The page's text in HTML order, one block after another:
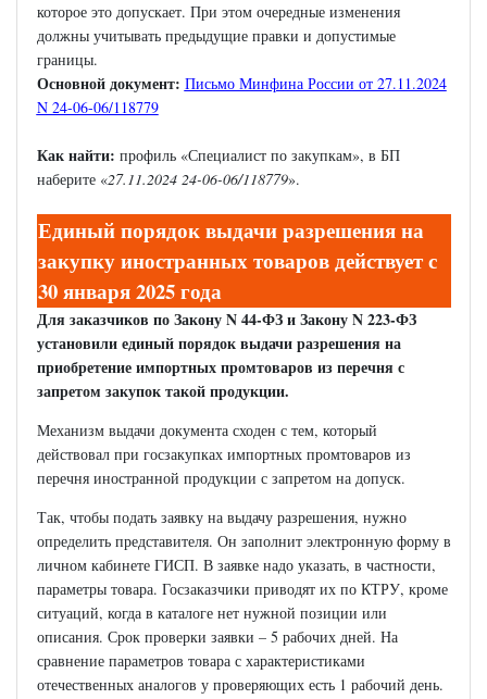
которое это допускает. При этом очередные изменения
должны учитывать предыдущие правки и допустимые
границы.
Основной документ: Письмо Минфина России от 27.11.2024
N 24-06-06/118779
Как найти: профиль «Специалист по закупкам», в БП
наберите «27.11.2024 24-06-06/118779».
Единый порядок выдачи разрешения на
закупку иностранных товаров действует с
30 января 2025 года
Для заказчиков по Закону N 44-ФЗ и Закону N 223-ФЗ
установили единый порядок выдачи разрешения на
приобретение импортных промтоваров из перечня с
запретом закупок такой продукции.
Механизм выдачи документа сходен с тем, который
действовал при госзакупках импортных промтоваров из
перечня иностранной продукции с запретом на допуск.
Так, чтобы подать заявку на выдачу разрешения, нужно
определить представителя. Он заполнит электронную форму в
личном кабинете ГИСП. В заявке надо указать, в частности,
параметры товара. Госзаказчики приводят их по КТРУ, кроме
ситуаций, когда в каталоге нет нужной позиции или
описания. Срок проверки заявки – 5 рабочих дней. На
сравнение параметров товара с характеристиками
отечественных аналогов у проверяющих есть 1 рабочий день.